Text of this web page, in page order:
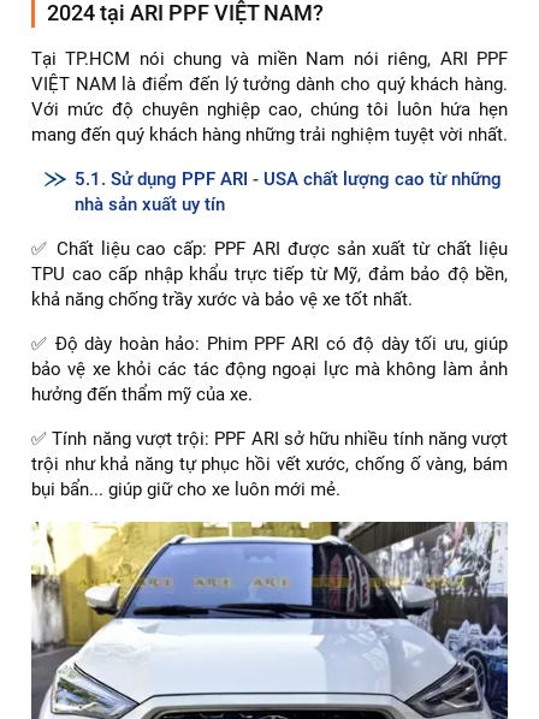
✅ Phim PPF TPH là loại phim có độ bền cao hơn phim
tốt hơn, giúp duy trì độ sáng bóng của sơn xe. Tuy nhiên,
giá thành của phim này cao hơn phim PVC. Đồng thời, khả
PPF TPH thường được sử dụng cho những xe có tiếp xúc
với môi trường bên ngoài nhiều hoặc cần bảo vệ lâu dài.
loại, khả năng chống trầy xước và bảo vệ xe tốt nhất. Phim
này có khả năng tự phục hồi tốt, giúp che lấp các vết xước
nhỏ trên bề mặt phim. Phim này cũng ít bị ố vàng, giữ được
màu sắc ban đầu của sơn xe. Tuy nhiên, giá thành của phim
này cao nhất trong 3 loại. Phim PPF TPU thường được sử
dụng cho những xe cao cấp hoặc yêu cầu bảo vệ cao.